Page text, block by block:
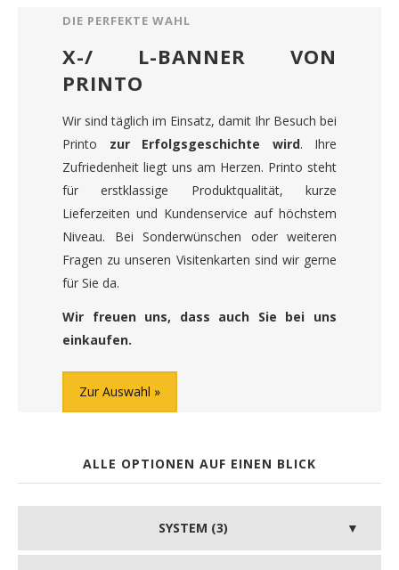
DIE PERFEKTE WAHL
X-/ L-BANNER VON
PRINTO
Wir sind täglich im Einsatz, damit Ihr Besuch bei
Printo zur Erfolgsgeschichte wird. Ihre
Zufriedenheit liegt uns am Herzen. Printo steht
für erstklassige Produktqualität, kurze
Lieferzeiten und Kundenservice auf höchstem
Niveau. Bei Sonderwünschen oder weiteren
Fragen zu unseren Visitenkarten sind wir gerne
für Sie da.
Wir freuen uns, dass auch Sie bei uns
einkaufen.
Zur Auswahl
ALLE OPTIONEN AUF EINEN BLICK
SYSTEM (3)